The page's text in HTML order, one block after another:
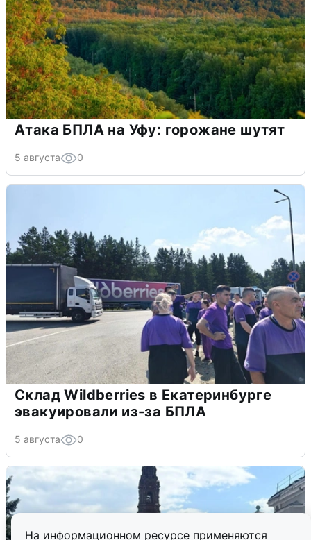
На информационном ресурсе применяются
Атака БПЛА на Уфу: горожане шутят
5 августа 0
Склад Wildberries в Екатеринбурге
эвакуировали из-за БПЛА
5 августа 0